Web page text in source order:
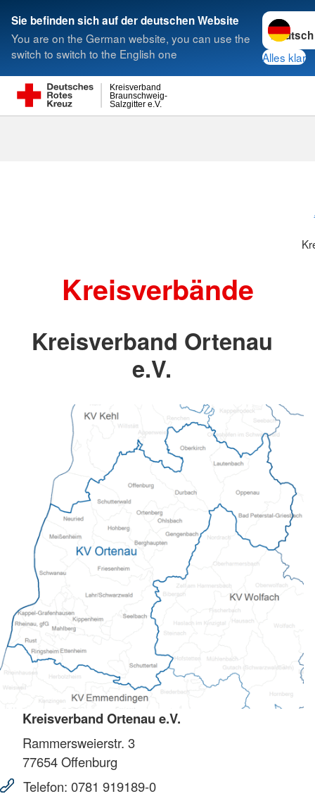
Sie befinden sich auf der deutschen Website
You are on the German website, you can use the
switch to switch to the English one
Sprache
Alles klar
Salzgitter e.V.
Braunschweig-
Kreisverband
Suche
Kreisverbände
Kreisverband Ortenau
e.V.
Kreisverband Ortenau e.V.
Rammersweierstr. 3
77654Offenburg
Telefon: 0781 919189-0